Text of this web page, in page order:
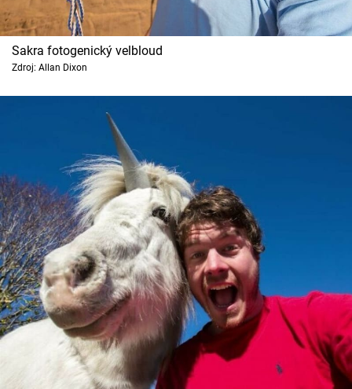
Sakra fotogenický velbloud
Zdroj: Allan Dixon